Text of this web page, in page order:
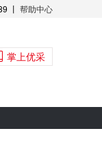
丨 帮助中心
掌上优采